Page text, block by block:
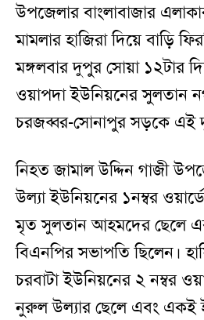
উপজেলার বাংলাবাজার
মামলার হাজিরা দিয়ে বাড়ি
মঙ্গলবার দুপুর সোয়া ১২টার
ওয়াপদা ইউনিয়নের সুলতান
চরজব্বর-সোনাপুর সড়কে এই
নিহত জামাল উদ্দিন গাজী
উল্যা ইউনিয়নের ১নম্বর
মৃত সুলতান আহমদের ছেলে
বিএনপির সভাপতি ছিলেন।
চরবাটা ইউনিয়নের ২ নম্বর
নুরুল উল্যার ছেলে এবং একই